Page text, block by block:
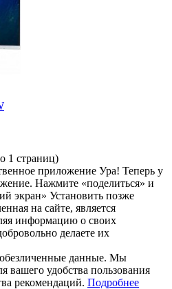
1 страниц)
приложение Ура! Теперь у
Нажмите «поделиться» и
экран» Установить позже
на сайте, является
информацию о своих
делаете их
обезличенные данные. Мы
вашего удобства пользования
рекомендаций. Подробнее